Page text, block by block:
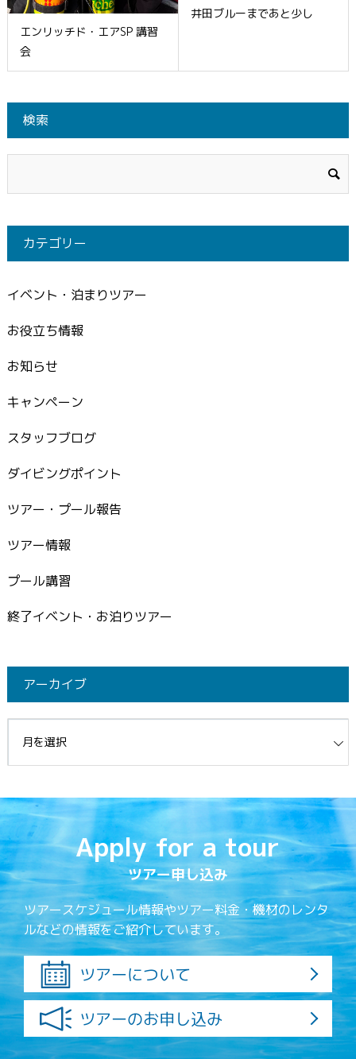
エンリッチド・エアSP 講習
会
井田ブルーまであと少し
検索
カテゴリー
イベント・泊まりツアー
お役立ち情報
お知らせ
キャンペーン
スタッフブログ
ダイビングポイント
ツアー・プール報告
ツアー情報
プール講習
終了イベント・お泊りツアー
アーカイブ
Apply for a tour
ツアー申し込み
ツアースケジュール情報やツアー料金・機材のレンタ
ルなどの情報をご紹介しています。
ツアーについて
ツアーのお申し込み